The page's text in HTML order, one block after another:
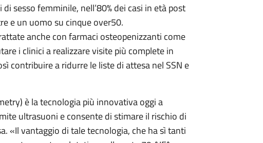
sesso femminile, nell’80% dei casi in età post
e un uomo su cinque over50.
anche con farmaci osteopenizzanti come
i clinici a realizzare visite più complete in
contribuire a ridurre le liste di attesa nel SSN e
è la tecnologia più innovativa oggi a
ultrasuoni e consente di stimare il rischio di
«Il vantaggio di tale tecnologia, che ha sì tanti